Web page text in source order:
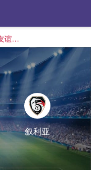
国际友谊直播
叙利亚